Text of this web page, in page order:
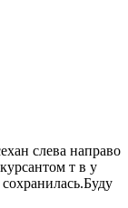
слева направо
т в у